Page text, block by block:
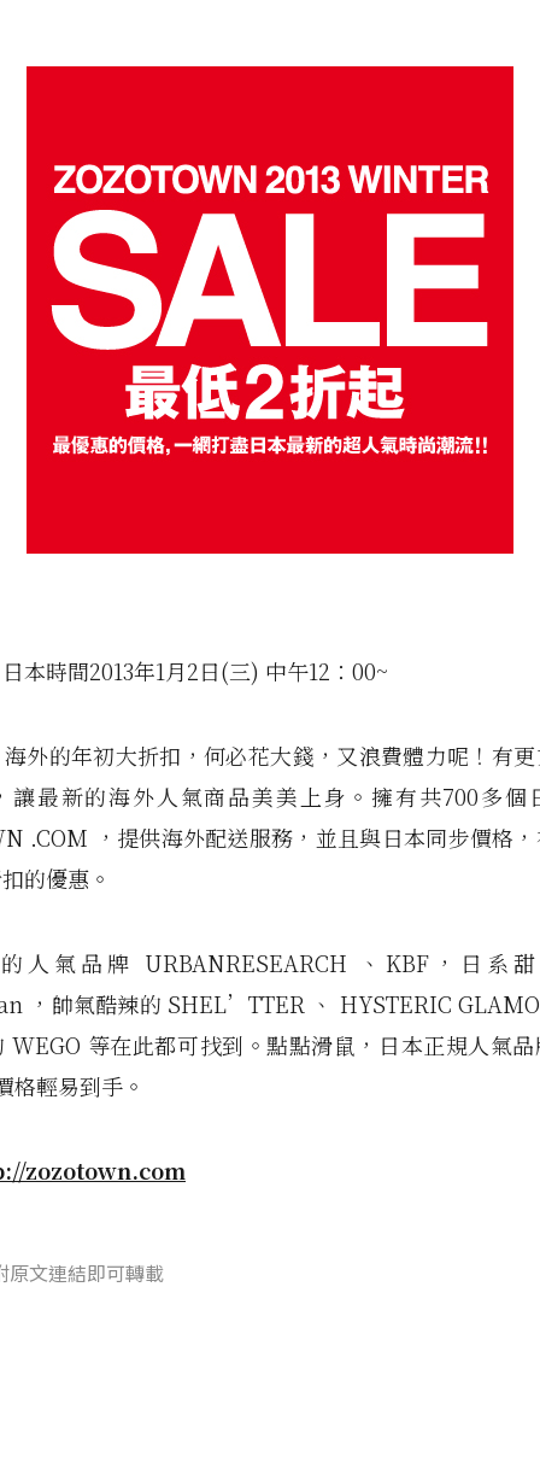
本時間2013年1月2日(三) 中午12：00~
外的年初大折扣，何必花大錢，又浪費體力呢！有
讓最新的海外人氣商品美美上身。擁有共700多個
.COM ，提供海外配送服務，並且與日本同步價格
的優惠。
人氣品牌 URBANRESEARCH 、KBF，日系
，帥氣酷辣的 SHEL’TTER 、 HYSTERIC
WEGO 等在此都可找到。點點滑鼠，日本正規人氣
格輕易到手。
zozotown.com
原文連結即可轉載